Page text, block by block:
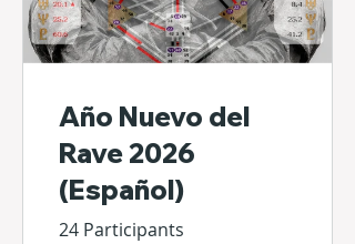
Año Nuevo del
Rave 2026
(Español)
24 Participants